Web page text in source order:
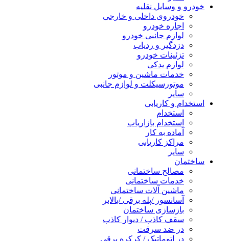
خودرو و وسایل نقلیه
خودروی داخلی و خارجی
اجاره خودرو
لوازم جانبی خودرو
دزدگیر و ردیاب
تزئینات خودرو
لوازم یدکی
خدمات ماشین و موتور
موتورسیکلت و لوازم جانبی
سایر
استخدام و کاریابی
استخدام
استخدام بازاریاب
آماده به کار
مراکز کاریابی
سایر
ساختمان
مصالح ساختمانی
خدمات ساختمانی
ماشین آلات ساختمانی
آسانسور /پله برقی /بالابر
بازسازی ساختمان
سقف کاذب / دیوار کاذب
در ضد سرقت
در اتوماتیک / کرکره برقی